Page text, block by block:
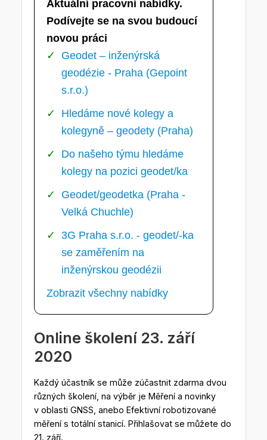
Aktuální pracovní nabídky.
Podívejte se na svou budoucí
novou práci
Geodet – inženýrská
geodézie - Praha (Gepoint
s.r.o.)
Hledáme nové kolegy a
kolegyně – geodety (Praha)
Do našeho týmu hledáme
kolegy na pozici geodet/ka
Geodet/geodetka (Praha -
Velká Chuchle)
3G Praha s.r.o. - geodet/-ka
se zaměřením na
inženýrskou geodézii
Zobrazit všechny nabídky
Online školení 23. září
2020
Každý účastník se může zúčastnit zdarma dvou
různých školení, na výběr je Měření a novinky
v oblasti GNSS, anebo Efektivní robotizované
měření s totální stanicí. Přihlašovat se můžete do
21. září.